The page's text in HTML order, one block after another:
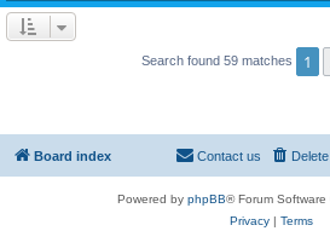
Search found 59 matches 1
Board index Contact us
Powered by phpBB® Forum
Privacy| Terms